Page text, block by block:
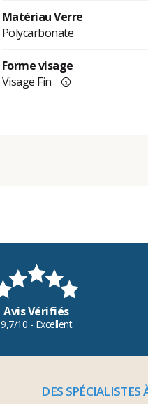
Matériau Verre
Polycarbonate
Forme visage
Visage Fin
Avis Vérifiés
9,7/10 - Excellent
DES SPÉCIALISTES